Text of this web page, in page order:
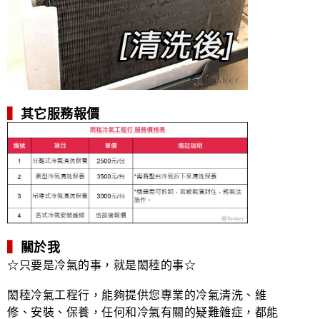
其它服務報價
關於我
☆只要是冷氣的事，就是閎稑的事☆
閎稑冷氣工程行，能夠提供您專業的冷氣清洗、維
修、安裝、保養，任何和冷氣有關的疑難雜症，都能